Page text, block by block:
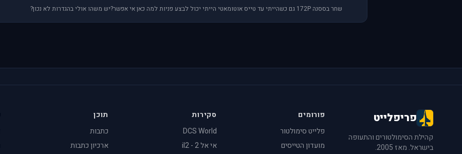
שחר בססנה 172P גם כשהייתי עד טייס אוטומאטי הייתי יכול לבצע פניות למה כאן אי אפשר?יש משהו אולי בהגדרות לא נכון?
פריפלייט
קהילת הסימולטורים והתעופה
בישראל. מאז 2005.
פורומים
פלייט סימולטור
מועדון הטייסים
סקירות
DCS World
אי אל 2 - il2
תוכן
כתבות
ארכיון כתבות